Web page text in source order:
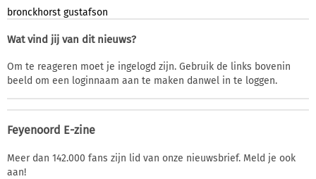
bronckhorst gustafson
Wat vind jij van dit nieuws?
Om te reageren moet je ingelogd zijn. Gebruik de links bovenin
beeld om een loginnaam aan te maken danwel in te loggen.
Feyenoord E-zine
Meer dan 142.000 fans zijn lid van onze nieuwsbrief. Meld je ook
aan!